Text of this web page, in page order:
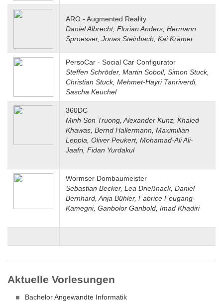
ARO - Augmented Reality
Daniel Albrecht, Florian Anders, Hermann
Sproesser, Jonas Steinbach, Kai Krämer
PersoCar - Social Car Configurator
Steffen Schröder, Martin Soboll, Simon Stuck,
Christian Stuck, Mehmet-Hayri Tanriverdi,
Sascha Keuchel
360DC
Minh Son Truong, Alexander Kunz, Khaled
Khawas, Bernd Hallermann, Maximilian
Leppla, Oliver Peukert, Mohamad-Ali Ali-
Jaafri, Fidan Yurdakul
Wormser Dombaumeister
Sebastian Becker, Lea Drießnack, Daniel
Bernhard, Anja Bühler, Fabrice Feugang-
Kamegni, Ganbolor Ganbold, Imad Khadiri
Aktuelle Vorlesungen
Bachelor Angewandte Informatik